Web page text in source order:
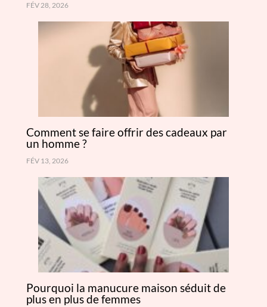
FÉV 28, 2026
Comment se faire offrir des cadeaux par
un homme ?
FÉV 13, 2026
Pourquoi la manucure maison séduit de
plus en plus de femmes